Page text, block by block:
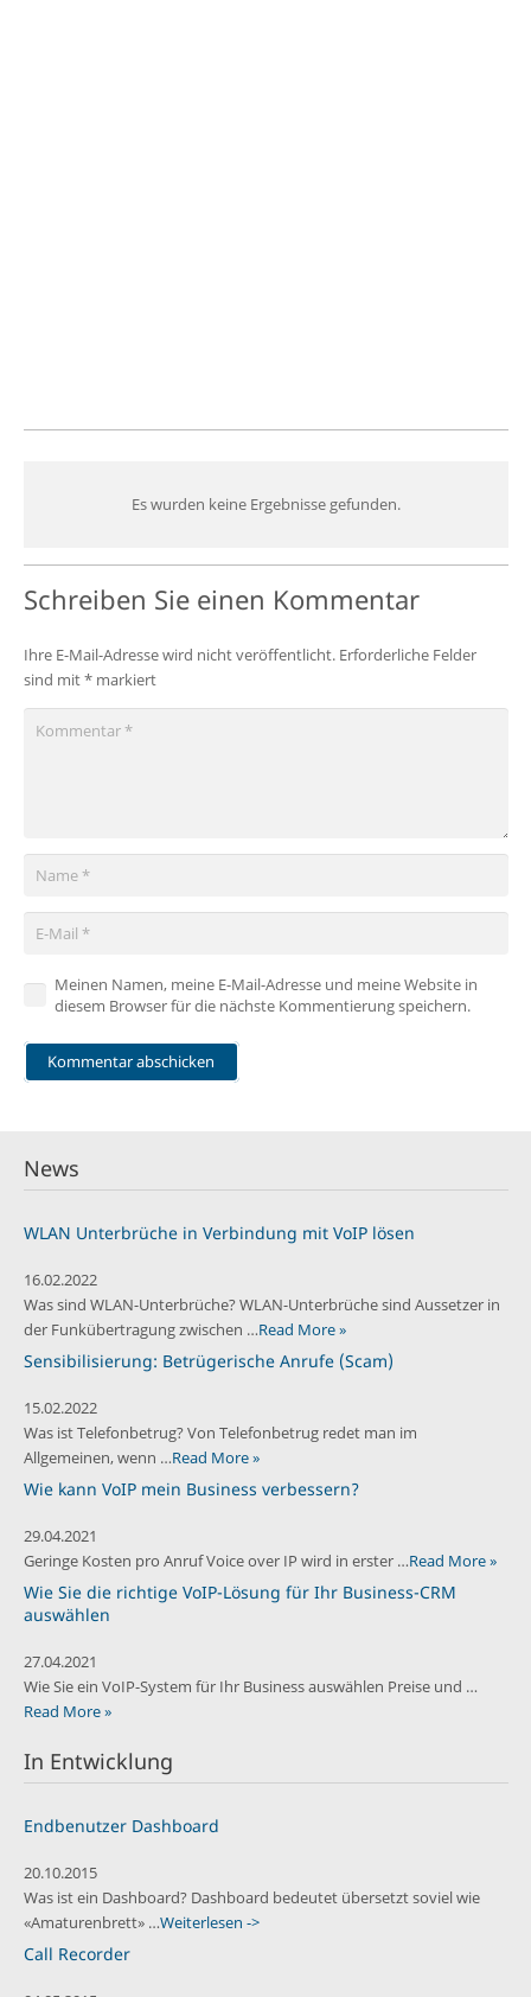
Es wurden keine Ergebnisse gefunden.
Schreiben Sie einen Kommentar
Ihre E-Mail-Adresse wird nicht veröffentlicht. Erforderliche Felder
sind mit*markiert
Meinen Namen, meine E-Mail-Adresse und meine Website in
diesem Browser für die nächste Kommentierung speichern.
Kommentar abschicken
News
WLAN Unterbrüche in Verbindung mit VoIP lösen
16.02.2022
Was sind WLAN-Unterbrüche? WLAN-Unterbrüche sind Aussetzer in
der Funkübertragung zwischen …Read More »
Sensibilisierung: Betrügerische Anrufe (Scam)
15.02.2022
Was ist Telefonbetrug? Von Telefonbetrug redet man im
Allgemeinen, wenn …Read More »
Wie kann VoIP mein Business verbessern?
29.04.2021
Geringe Kosten pro Anruf Voice over IP wird in erster …Read More »
Wie Sie die richtige VoIP-Lösung für Ihr Business-CRM
auswählen
27.04.2021
Wie Sie ein VoIP-System für Ihr Business auswählen Preise und …
Read More »
In Entwicklung
Endbenutzer Dashboard
20.10.2015
Was ist ein Dashboard? Dashboard bedeutet übersetzt soviel wie
«Amaturenbrett» …Weiterlesen ->
Call Recorder